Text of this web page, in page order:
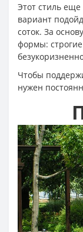
Этот стиль
вариант
соток. За
формы:
Чтобы
нужен